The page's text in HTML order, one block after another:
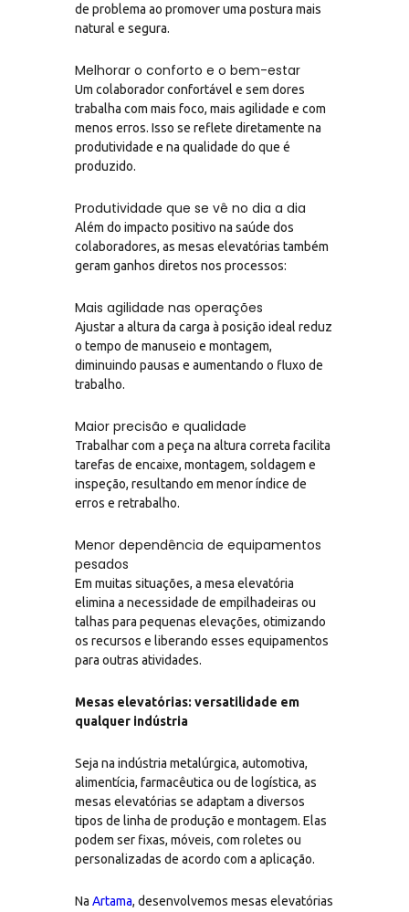
de problema ao promover uma postura mais
natural e segura.
Melhorar o conforto e o bem-estar
Um colaborador confortável e sem dores
trabalha com mais foco, mais agilidade e com
menos erros. Isso se reflete diretamente na
produtividade e na qualidade do que é
produzido.
Produtividade que se vê no dia a dia
Além do impacto positivo na saúde dos
colaboradores, as mesas elevatórias também
geram ganhos diretos nos processos:
Mais agilidade nas operações
Ajustar a altura da carga à posição ideal reduz
o tempo de manuseio e montagem,
diminuindo pausas e aumentando o fluxo de
trabalho.
Maior precisão e qualidade
Trabalhar com a peça na altura correta facilita
tarefas de encaixe, montagem, soldagem e
inspeção, resultando em menor índice de
erros e retrabalho.
Menor dependência de equipamentos
pesados
Em muitas situações, a mesa elevatória
elimina a necessidade de empilhadeiras ou
talhas para pequenas elevações, otimizando
os recursos e liberando esses equipamentos
para outras atividades.
Mesas elevatórias: versatilidade em
qualquer indústria
Seja na indústria metalúrgica, automotiva,
alimentícia, farmacêutica ou de logística, as
mesas elevatórias se adaptam a diversos
tipos de linha de produção e montagem. Elas
podem ser fixas, móveis, com roletes ou
personalizadas de acordo com a aplicação.
Na Artama, desenvolvemos mesas elevatórias